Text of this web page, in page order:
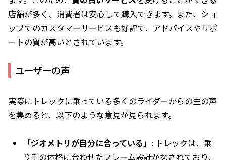
店舗が多く、消費者は安心して購入できます。また、ショ
ップでのカスタマーサービスも好評で、アドバイスやサポ
ートの質が高いとされています。
ユーザーの声
実際にトレックに乗っている多くのライダーからの生の声
を集めると、以下のような意見が見られます。
「ジオメトリが自分に合っている」 : トレックは、乗
り手の体格に合わせたフレーム設計がなされており、